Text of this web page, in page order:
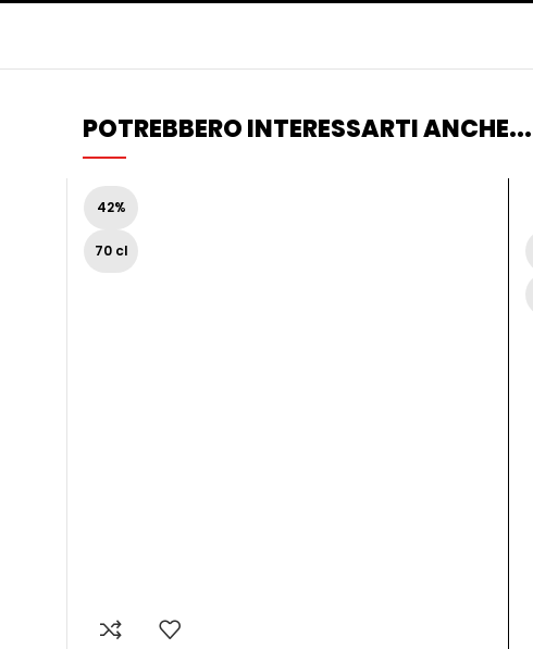
POTREBBERO INTERESSARTI ANCHE...
42%
70 cl